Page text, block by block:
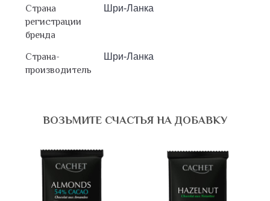
Страна
регистрации
бренда
Шри-Ланка
Страна-
производитель
Шри-Ланка
ВОЗЬМИТЕ СЧАСТЬЯ НА ДОБАВКУ